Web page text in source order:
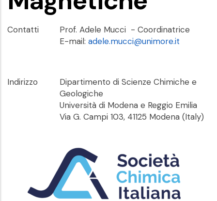
Contatti
Prof. Adele Mucci - Coordinatrice
E-mail: adele.mucci@unimore.it
Indirizzo
Dipartimento di Scienze Chimiche e
Geologiche
Università di Modena e Reggio Emilia
Via G. Campi 103, 41125 Modena (Italy)